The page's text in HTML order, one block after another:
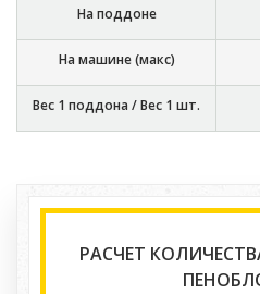
На поддоне
На машине (макс)
Вес 1 поддона / Вес 1 шт.
РАСЧЕТ